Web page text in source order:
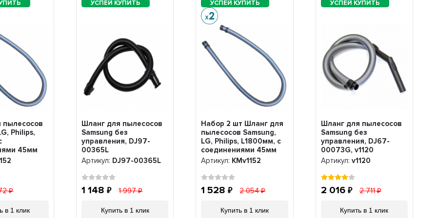
пылесосов
Philips,
45мм
v1152
в 1 клик
Шланг для пылесосов
Samsung без
управления, DJ97-
00365L
Артикул: DJ97-00365L
1 148 1 997
Купить в 1 клик
Набор 2 шт Шланг для
пылесосов Samsung,
LG, Philips, L1800мм, с
соединениями 45мм
(VAC100UN), KMv1152
Артикул: KMv1152
1 528 2 054
Купить в 1 клик
Шланг для пылесосов
Samsung без
управления, DJ67-
00073G, v1120
Артикул: v1120
2 016 2 711
Купить в 1 клик